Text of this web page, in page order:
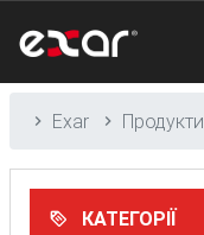
Exar Продукти
КАТЕГОРІЇ